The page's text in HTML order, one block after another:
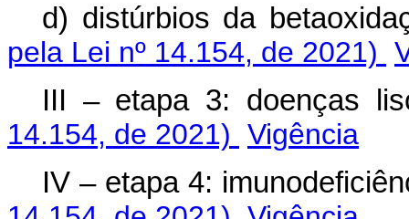
d) distúrbios da
pela Lei nº 14.154, de 2021)
III – etapa 3: doenças
14.154, de 2021) Vigência
IV – etapa 4: